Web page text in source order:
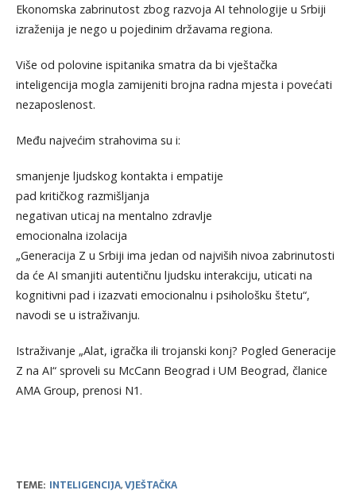
Ekonomska zabrinutost zbog razvoja AI tehnologije u Srbiji
izraženija je nego u pojedinim državama regiona.
Više od polovine ispitanika smatra da bi vještačka
inteligencija mogla zamijeniti brojna radna mjesta i povećati
nezaposlenost.
Među najvećim strahovima su i:
smanjenje ljudskog kontakta i empatije
pad kritičkog razmišljanja
negativan uticaj na mentalno zdravlje
emocionalna izolacija
„Generacija Z u Srbiji ima jedan od najviših nivoa zabrinutosti
da će AI smanjiti autentičnu ljudsku interakciju, uticati na
kognitivni pad i izazvati emocionalnu i psihološku štetu“,
navodi se u istraživanju.
Istraživanje „Alat, igračka ili trojanski konj? Pogled Generacije
Z na AI“ sproveli su McCann Beograd i UM Beograd, članice
AMA Group, prenosi N1.
TEME: INTELIGENCIJA,VJEŠTAČKA